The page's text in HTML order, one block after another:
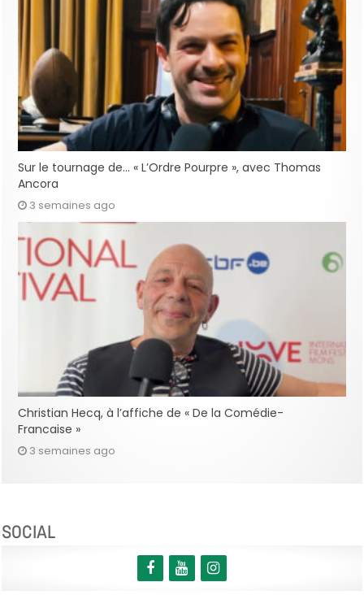
Sur le tournage de… « L’Ordre Pourpre », avec Thomas
Ancora
3 semaines ago
Christian Hecq, à l’affiche de « De la Comédie-
Francaise »
3 semaines ago
SOCIAL